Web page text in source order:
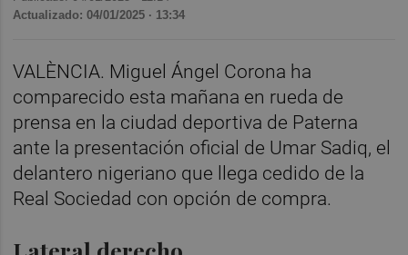
Actualizado: 04/01/2025 · 13:34
VALÈNCIA. Miguel Ángel Corona ha
comparecido esta mañana en rueda de
prensa en la ciudad deportiva de Paterna
ante la presentación oficial de Umar Sadiq, el
delantero nigeriano que llega cedido de la
Real Sociedad con opción de compra.